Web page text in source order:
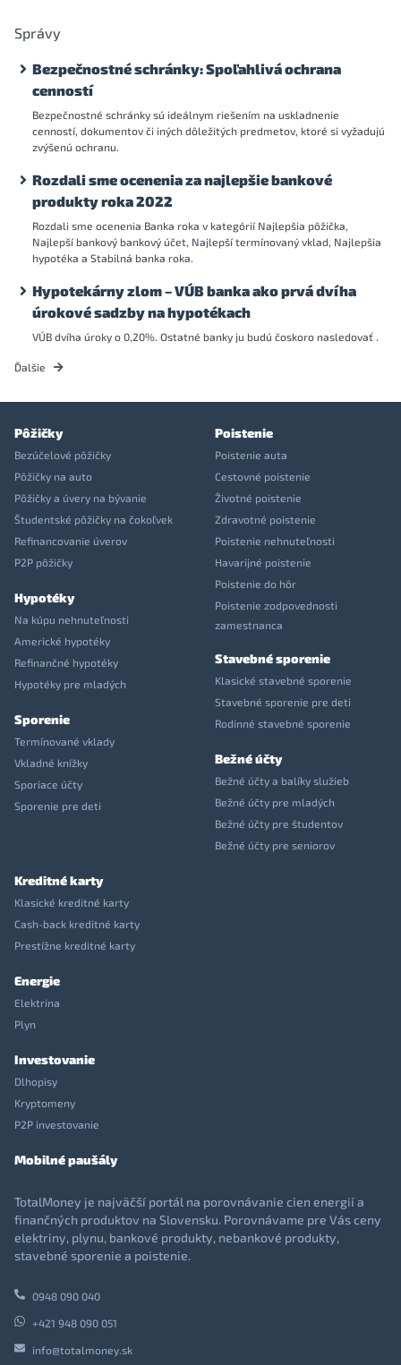
Správy
Bezpečnostné schránky: Spoľahlivá ochrana
cenností
Bezpečnostné schránky sú ideálnym riešením na uskladnenie
cenností, dokumentov či iných dôležitých predmetov, ktoré si vyžadujú
zvýšenú ochranu.
Rozdali sme ocenenia za najlepšie bankové
produkty roka 2022
Rozdali sme ocenenia Banka roka v kategórií Najlepšia pôžička,
Najlepší bankový bankový účet, Najlepší termínovaný vklad, Najlepšia
hypotéka a Stabilná banka roka.
Hypotekárny zlom – VÚB banka ako prvá dvíha
úrokové sadzby na hypotékach
VÚB dvíha úroky o 0,20%. Ostatné banky ju budú čoskoro nasledovať .
Ďalšie
Pôžičky
Bezúčelové pôžičky
Pôžičky na auto
Pôžičky a úvery na bývanie
Študentské pôžičky na čokoľvek
Refinancovanie úverov
P2P pôžičky
Hypotéky
Na kúpu nehnuteľnosti
Americké hypotéky
Refinančné hypotéky
Hypotéky pre mladých
Sporenie
Termínované vklady
Vkladné knížky
Sporiace účty
Sporenie pre deti
Poistenie
Poistenie auta
Cestovné poistenie
Životné poistenie
Zdravotné poistenie
Poistenie nehnuteľnosti
Havarijné poistenie
Poistenie do hôr
Poistenie zodpovednosti
zamestnanca
Stavebné sporenie
Klasické stavebné sporenie
Stavebné sporenie pre deti
Rodinné stavebné sporenie
Bežné účty
Bežné účty a balíky služieb
Bežné účty pre mladých
Bežné účty pre študentov
Bežné účty pre seniorov
Kreditné karty
Klasické kreditné karty
Cash-back kreditné karty
Prestížne kreditné karty
Energie
Elektrina
Plyn
Investovanie
Dlhopisy
Kryptomeny
P2P investovanie
Mobilné paušály
TotalMoney je najväčší portál na porovnávanie cien energií a
finančných produktov na Slovensku. Porovnávame pre Vás ceny
elektriny, plynu, bankové produkty, nebankové produkty,
stavebné sporenie a poistenie.
0948 090 040
+421 948 090 051
info@totalmoney.sk